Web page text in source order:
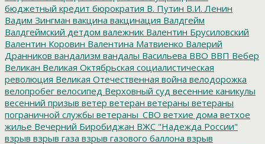
бюджетный кредит бюрократия В. Путин В.И. Ленин
Вадим Зингман вакцина вакцинация Валдгейм
Валдгеймский детдом валежник Валентин Брусиловский
Валентин Коровин Валентина Матвиенко Валерий
Дранников вандализм вандалы Васильева ВВО ВВП Вебер
Великан Великая Октябрьская социалистическая
революция Великая Отечественная война велодорожка
велопробег велосипед Верховный суд весенние каникулы
весенний призыв ветер ветеран ветераны ветераны
пограничной службы ветераны_СВО ветхие дома ветхое
жилье Вечерний Биробиджан ВЖС "Надежда России"
взрыв взрыв газа взрыв газового баллона взрыв